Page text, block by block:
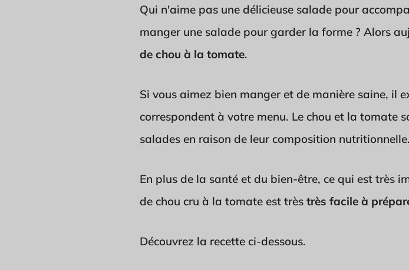
Qui n'aime pas une délicieuse salade pour
manger une salade pour garder la forme ? Alors
de chou à la tomate.
Si vous aimez bien manger et de manière saine, il
correspondent à votre menu. Le chou et la tomate
salades en raison de leur composition nutritionnelle.
En plus de la santé et du bien-être, ce qui est très
de chou cru à la tomate est très très facile à
Découvrez la recette ci-dessous.